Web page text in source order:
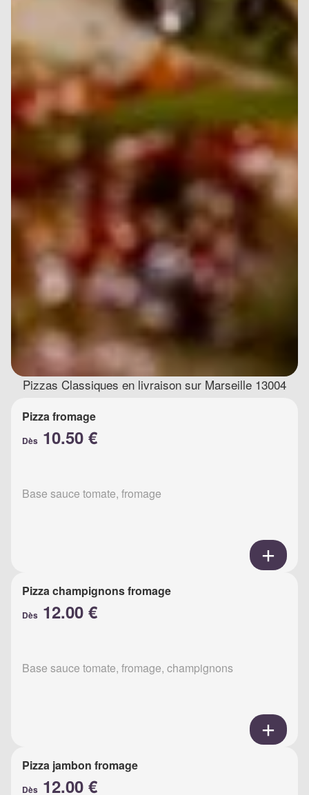
Pizzas Classiques en livraison sur Marseille 13004
Pizza fromage
Dès 10.50 €
Base sauce tomate, fromage
Pizza champignons fromage
Dès 12.00 €
Base sauce tomate, fromage, champignons
Pizza jambon fromage
Dès 12.00 €